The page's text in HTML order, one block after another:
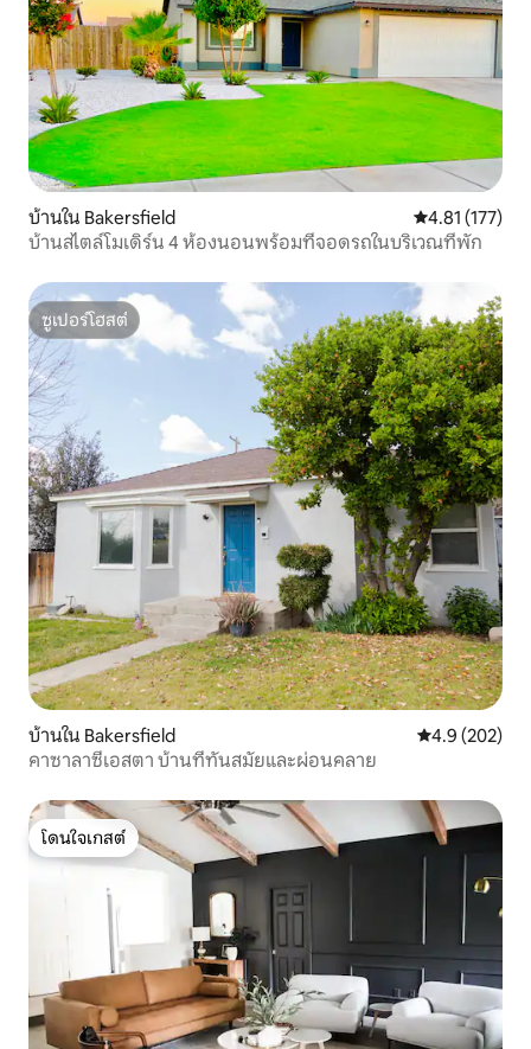
บ้านใน Bakersfield คะแนนเฉลี่ย
4.81 (177)
บ้านสไตล์โมเดิร์น 4 ห้องนอนพร้อมที่จอดรถในบริเวณที่พัก
ซูเปอร์โฮสต์
ซูเปอร์โฮสต์
บ้านใน Bakersfield คะแนนเฉลี่ย
4.9 (202)
คาซาลาซีเอสตา บ้านที่ทันสมัยและผ่อนคลาย
โดนใจเกสต์
โดนใจเกสต์